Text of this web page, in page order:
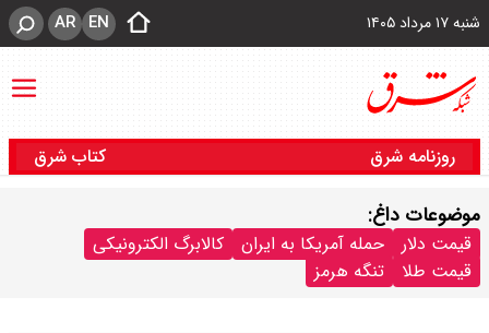
شنبه ۱۷ مرداد ۱۴۰۵ EN
AR
روزنامه شرق کتاب شرق
موضوعات داغ:
قیمت دلار حمله آمریکا به ایران
کالابرگ الکترونیکی
قیمت طلا
تنگه هرمز